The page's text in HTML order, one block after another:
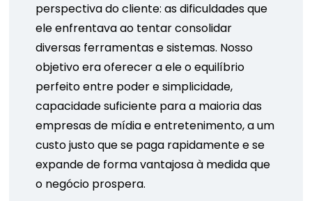
perspectiva do cliente: as dificuldades que
ele enfrentava ao tentar consolidar
diversas ferramentas e sistemas. Nosso
objetivo era oferecer a ele o equilíbrio
perfeito entre poder e simplicidade,
capacidade suficiente para a maioria das
empresas de mídia e entretenimento, a um
custo justo que se paga rapidamente e se
expande de forma vantajosa à medida que
o negócio prospera.